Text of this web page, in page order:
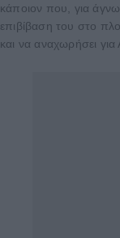
κάποιον που, για
επιβίβαση του στο
και να αναχωρήσει για